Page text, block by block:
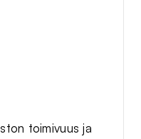
toimivuus ja